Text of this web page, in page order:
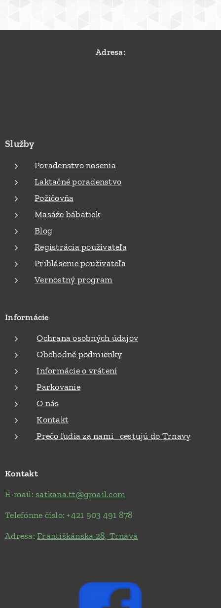
Adresa:
Služby
Poradenstvo nosenia
Laktačné poradenstvo
Požičovňa
Masáže bábätiek
Blog
Registrácia používateľa
Prihlásenie používateľa
Vernostný program
Informácie
Ochrana osobných údajov
Obchodné podmienky
Informácie o vrátení
Parkovanie
O nás
Kontakt
Prečo ľudia za nami cestujú do Trnavy
Kontakt
E-mail: satkana.tt@gmail.com
Telefónne číslo: +421 903 491 878
Adresa:Františkánska 28, Trnava